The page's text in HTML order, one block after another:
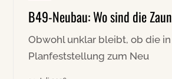
B49-Neubau: Wo sind die
Obwohl unklar bleibt, ob die
Planfeststellung zum Neu